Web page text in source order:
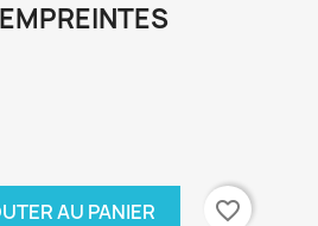
AU PANIER favorite_border